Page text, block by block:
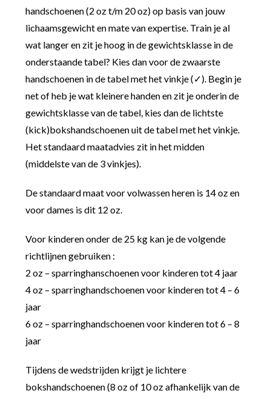
handschoenen (2 oz t/m 20 oz) op basis van jouw
lichaamsgewicht en mate van expertise. Train je al
wat langer en zit je hoog in de gewichtsklasse in de
onderstaande tabel? Kies dan voor de zwaarste
handschoenen in de tabel met het vinkje (✓). Begin je
net of heb je wat kleinere handen en zit je onderin de
gewichtsklasse van de tabel, kies dan de lichtste
(kick)bokshandschoenen uit de tabel met het vinkje.
Het standaard maatadvies zit in het midden
(middelste van de 3 vinkjes).
De standaard maat voor volwassen heren is 14 oz en
voor dames is dit 12 oz.
Voor kinderen onder de 25 kg kan je de volgende
richtlijnen gebruiken :
2 oz – sparringhanschoenen voor kinderen tot 4 jaar
4 oz – sparringhandschoenen voor kinderen tot 4 – 6
jaar
6 oz – sparringhandschoenen voor kinderen tot 6 – 8
jaar
Tijdens de wedstrijden krijgt je lichtere
bokshandschoenen (8 oz of 10 oz afhankelijk van de